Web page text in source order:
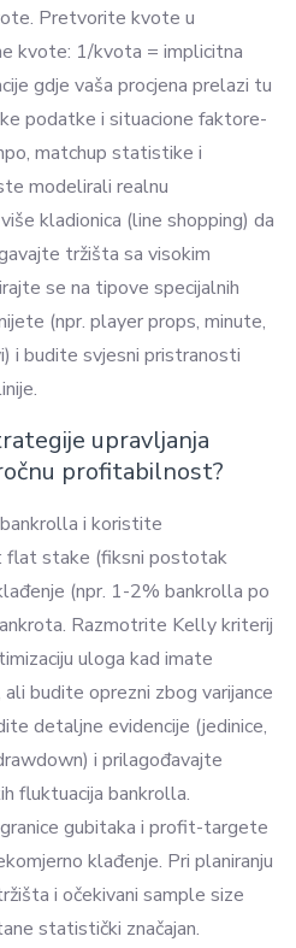
Pretvorite kvote u
kvote: 1/kvota = implicitna
gdje vaša procjena prelazi tu
podatke i situacione faktore-
matchup statistike i
modelirali realnu
kladionica (line shopping) da
tržišta sa visokim
se na tipove specijalnih
(npr. player props, minute,
i budite svjesni pristranosti
upravljanja
profitabilnost?
i koristite
flat stake (fiksni postotak
(npr. 1-2% bankrolla po
Razmotrite Kelly kriterij
uloga kad imate
budite oprezni zbog varijance
detaljne evidencije (jedinice,
i prilagođavajte
fluktuacija bankrolla.
gubitaka i profit-targete
klađenje. Pri planiranju
i očekivani sample size
statistički značajan.